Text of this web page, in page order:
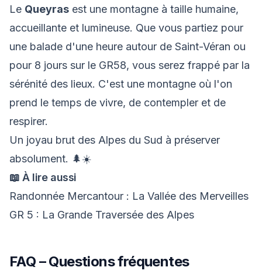
Le Queyras est une montagne à taille humaine,
accueillante et lumineuse. Que vous partiez pour
une balade d'une heure autour de Saint-Véran ou
pour 8 jours sur le GR58, vous serez frappé par la
sérénité des lieux. C'est une montagne où l'on
prend le temps de vivre, de contempler et de
respirer.
Un joyau brut des Alpes du Sud à préserver
absolument. 🌲☀️
📖 À lire aussi
Randonnée Mercantour : La Vallée des Merveilles
GR 5 : La Grande Traversée des Alpes
FAQ – Questions fréquentes